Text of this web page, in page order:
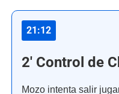
21:12
2' Control de
Mozo intenta salir